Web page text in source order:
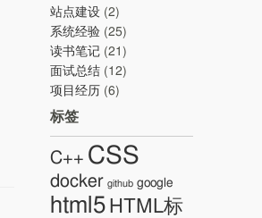
站点建设 (2)
系统经验 (25)
读书笔记 (21)
面试总结 (12)
项目经历 (6)
标签
C++ CSS
docker github google
html5 HTML标